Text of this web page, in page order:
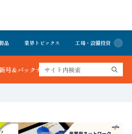
品 業界トピックス 工場・設備投資
クナンバーを無料で公開中 詳細はこちら